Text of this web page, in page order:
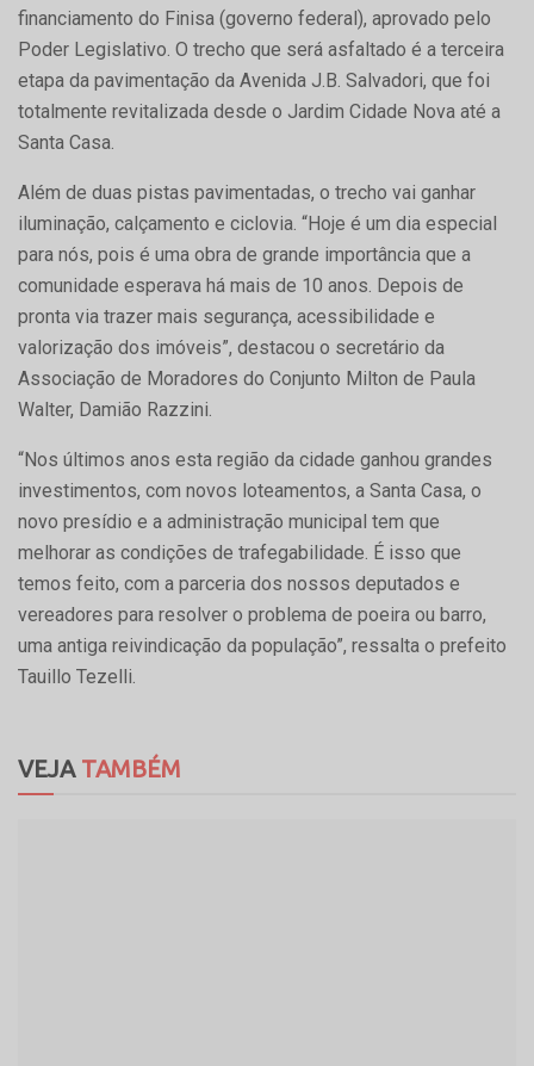
financiamento do Finisa (governo federal), aprovado pelo
Poder Legislativo. O trecho que será asfaltado é a terceira
etapa da pavimentação da Avenida J.B. Salvadori, que foi
totalmente revitalizada desde o Jardim Cidade Nova até a
Santa Casa.
Além de duas pistas pavimentadas, o trecho vai ganhar
iluminação, calçamento e ciclovia. “Hoje é um dia especial
para nós, pois é uma obra de grande importância que a
comunidade esperava há mais de 10 anos. Depois de
pronta via trazer mais segurança, acessibilidade e
valorização dos imóveis”, destacou o secretário da
Associação de Moradores do Conjunto Milton de Paula
Walter, Damião Razzini.
“Nos últimos anos esta região da cidade ganhou grandes
investimentos, com novos loteamentos, a Santa Casa, o
novo presídio e a administração municipal tem que
melhorar as condições de trafegabilidade. É isso que
temos feito, com a parceria dos nossos deputados e
vereadores para resolver o problema de poeira ou barro,
uma antiga reivindicação da população”, ressalta o prefeito
Tauillo Tezelli.
VEJATAMBÉM